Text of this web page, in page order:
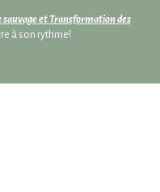
et Transformation des
à son rythme!